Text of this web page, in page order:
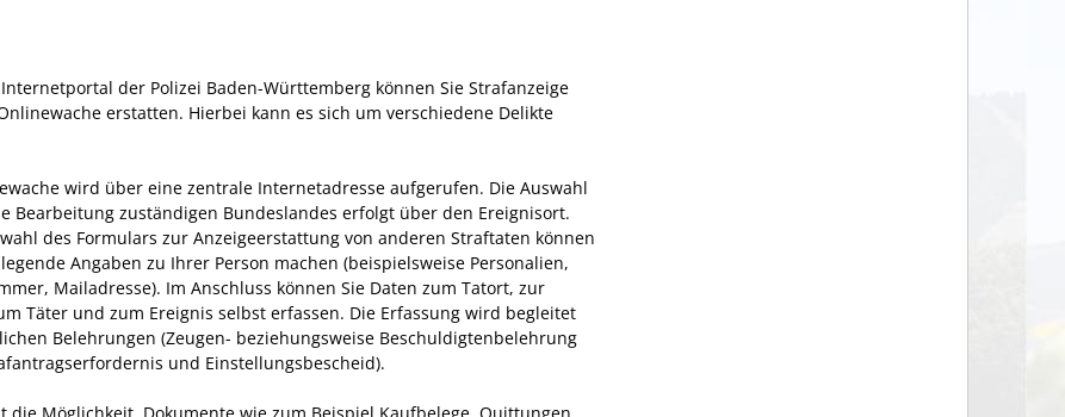
der Polizei Baden-Württemberg können Sie Strafanzeige
erstatten. Hierbei kann es sich um verschiedene Delikte
wird über eine zentrale Internetadresse aufgerufen. Die Auswahl
Bearbeitung zuständigen Bundeslandes erfolgt über den Ereignisort.
des Formulars zur Anzeigeerstattung von anderen Straftaten können
Angaben zu Ihrer Person machen (beispielsweise Personalien,
Mailadresse). Im Anschluss können Sie Daten zum Tatort, zur
Täter und zum Ereignis selbst erfassen. Die Erfassung wird begleitet
Belehrungen (Zeugen- beziehungsweise Beschuldigtenbelehrung
und Einstellungsbescheid).